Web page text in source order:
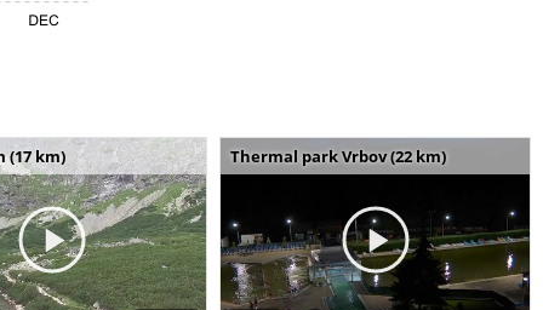
(17 km) Thermal park Vrbov (22 km)